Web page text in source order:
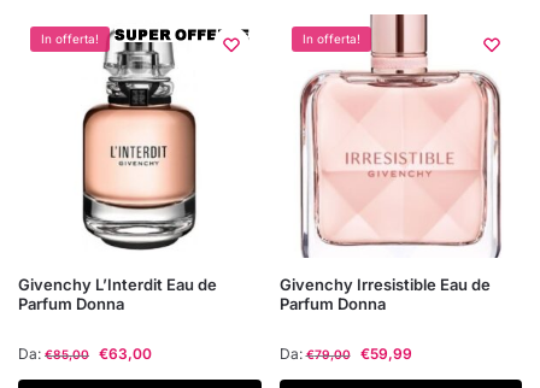
possono
prodotto
possono
essere
scelte
nella
pagina
prodotto
In offerta!
Givenchy L’Interdit Eau de
Parfum Donna
Da: €85,00 €63,00
Questo
prodotto
In offerta!
Givenchy Irresistible Eau de
Parfum Donna
Da:€79,00 €59,99
Questo
prodotto